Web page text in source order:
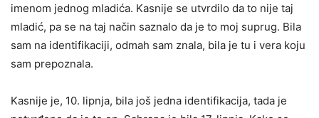
imenom jednog mladića. Kasnije se utvrdilo da to nije taj
mladić, pa se na taj način saznalo da je to moj suprug. Bila
sam na identifikaciji, odmah sam znala, bila je tu i vera koju
sam prepoznala.
Kasnije je, 10. lipnja, bila još jedna identifikacija, tada je